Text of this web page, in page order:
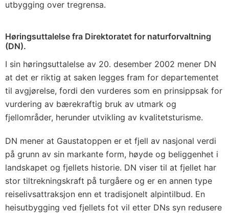
utbygging over tregrensa.
Høringsuttalelse fra Direktoratet for naturforvaltning
(DN).
I sin høringsuttalelse av 20. desember 2002 mener DN
at det er riktig at saken legges fram for departementet
til avgjørelse, fordi den vurderes som en prinsippsak for
vurdering av bærekraftig bruk av utmark og
fjellområder, herunder utvikling av kvalitetsturisme.
DN mener at Gaustatoppen er et fjell av nasjonal verdi
på grunn av sin markante form, høyde og beliggenhet i
landskapet og fjellets historie. DN viser til at fjellet har
stor tiltrekningskraft på turgåere og er en annen type
reiselivsattraksjon enn et tradisjonelt alpintilbud. En
heisutbygging ved fjellets fot vil etter DNs syn redusere